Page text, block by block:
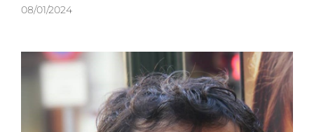
08/01/2024